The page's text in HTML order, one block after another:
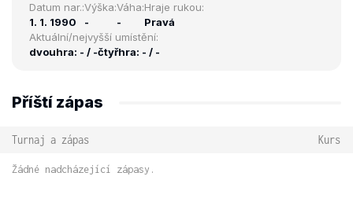
Datum nar.:
1. 1. 1990
Výška:
-
Váha:
-
Hraje rukou:
Pravá
Aktuální/nejvyšší umístění:
dvouhra: - / -čtyřhra: - / -
Příští zápas
Turnaj a zápas Kurs
Žádné nadcházející zápasy.